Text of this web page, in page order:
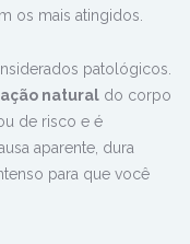
os mais atingidos.
patológicos.
natural do corpo
de risco e é
aparente, dura
para que você